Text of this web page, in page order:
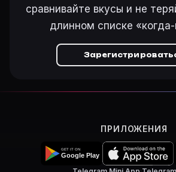
Ещё на Movie Planner
Другие карточки: Горбатая гора
Войти в кабинет— сохранить
сравнивайте вкусы и не
длинном списке
ПРИЛОЖЕНИЯ